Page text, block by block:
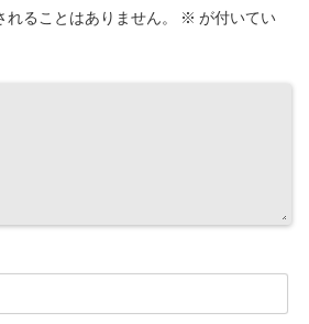
ることはありません。 ※ が付いてい